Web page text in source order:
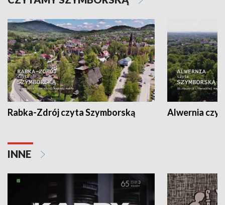
Rabka-Zdrój czyta Szymborską Alwernia
INNE